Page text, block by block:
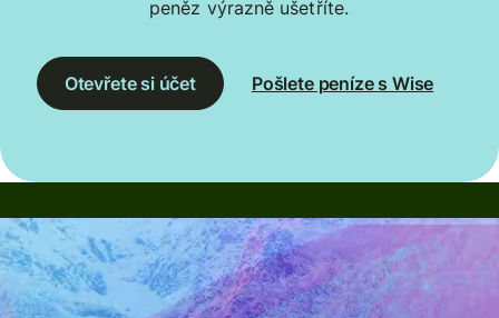
peněz výrazně ušetříte.
Otevřete si účet Pošlete peníze s Wise